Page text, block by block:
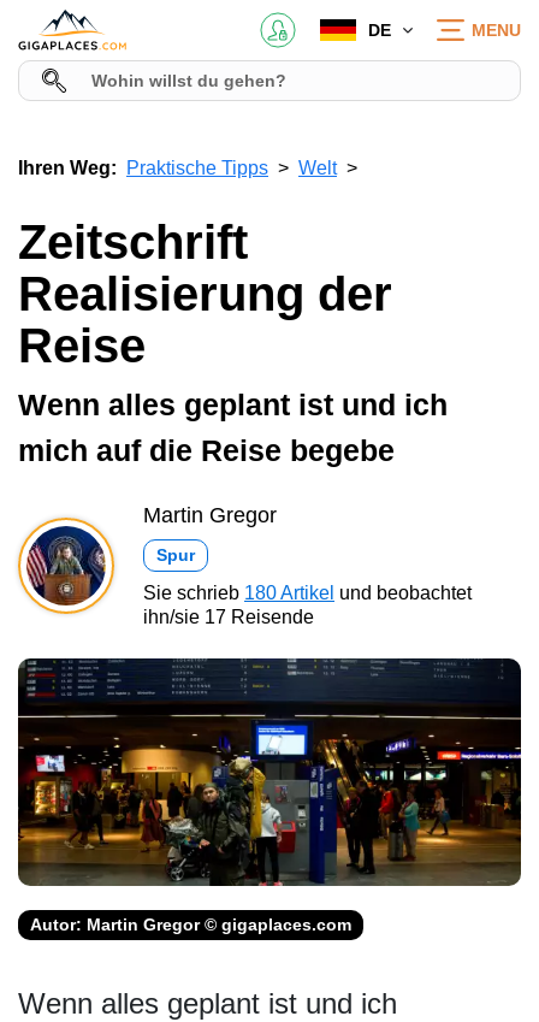
DE MENU
Ihren Weg: Praktische Tipps Welt
Zeitschrift
Realisierung der
Reise
Wenn alles geplant ist und ich
mich auf die Reise begebe
Martin Gregor
Spur
Sie schrieb 180 Artikel und beobachtet
ihn/sie 17 Reisende
Autor: Martin Gregor © gigaplaces.com
Wenn alles geplant ist und ich